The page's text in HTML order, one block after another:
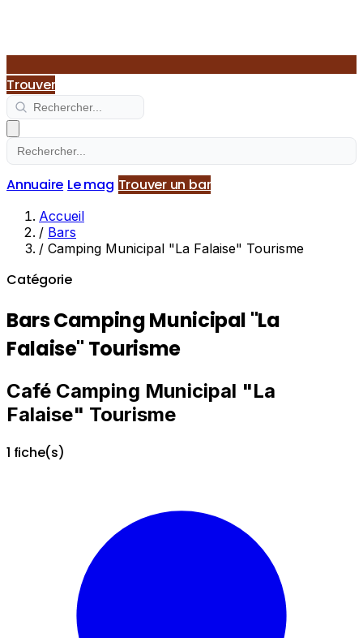
Trouver
Annuaire Le mag Trouver un bar
Accueil
/ Bars
/ Camping Municipal "La Falaise" Tourisme
Catégorie
Bars Camping Municipal "La
Falaise" Tourisme
Café Camping Municipal "La
Falaise" Tourisme
1 fiche(s)